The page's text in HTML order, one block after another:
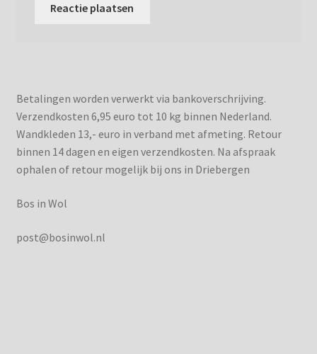
Betalingen worden verwerkt via bankoverschrijving.
Verzendkosten 6,95 euro tot 10 kg binnen Nederland.
Wandkleden 13,- euro in verband met afmeting. Retour
binnen 14 dagen en eigen verzendkosten. Na afspraak
ophalen of retour mogelijk bij ons in Driebergen
Bos in Wol
post@bosinwol.nl